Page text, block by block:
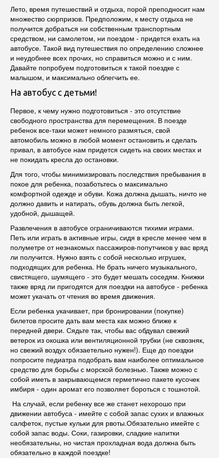
Лето, время путешествий и отдыха, порой преподносит нам
множество сюрпризов. Предположим, к месту отдыха не
получится добраться ни собственным транспортным
средством, ни самолетом, ни поездом - придется ехать на
автобусе. Такой вид путешествия по определению сложнее
и неудобнее всех прочих, но справиться можно и с ним.
Давайте попробуем подготовиться к такой поездке с
малышом, и максимально облегчить ее.
На автобус с детьми!
Первое, к чему нужно подготовиться - это отсутствие
свободного пространства для перемещения. В поезде
ребенок все-таки может немного размяться, свой
автомобиль можно в любой момент остановить и сделать
привал, в автобусе нам придется сидеть на своих местах и
не покидать кресла до остановки.
Для того, чтобы минимизировать последствия пребывания в
покое для ребенка, позаботьтесь о максимально
комфортной одежде и обуви. Кожа должна дышать, ничто не
должно давить и натирать, обувь должна быть легкой,
удобной, дышащей.
Развлечения в автобусе ограничиваются тихими играми.
Петь или играть в активные игры, сидя в кресле менее чем в
полуметре от незнакомых пассажиров-попутчиков у вас вряд
ли получится. Нужно взять с собой несколько игрушек,
подходящих для ребенка. Не брать ничего музыкального,
свистящего, шумящего - это будет мешать соседям. Книжки
также вряд ли пригодятся для поездки на автобусе - ребенка
может укачать от чтения во время движения.
Если ребенка укачивает, при бронировании (покупке)
билетов просите дать вам места как можно ближе к
передней двери. Сядьте так, чтобы вас обдувал свежий
ветерок из окошка или вентиляционной трубки (не сквозняк,
но свежий воздух обязаетельно нужен!). Еще до поездки
попросите педиатра подобрать вам наиболее оптимальное
средство для борьбы с морской болезнью. Также можно с
собой иметь в закрывающемся герметично пакете кусочек
имбиря - один аромат его позволяет бороться с тошнотой.
На случай, если ребенку все же станет нехорошо при
движении автобуса - имейте с собой запас сухих и влажных
салфеток, пустые кульки для рвоты.Обязательно имейте с
собой запас воды. Соки, газировки, сладкие напитки
необязательны, но чистая прохладная вода должна быть
обязательно в каждой поездке!